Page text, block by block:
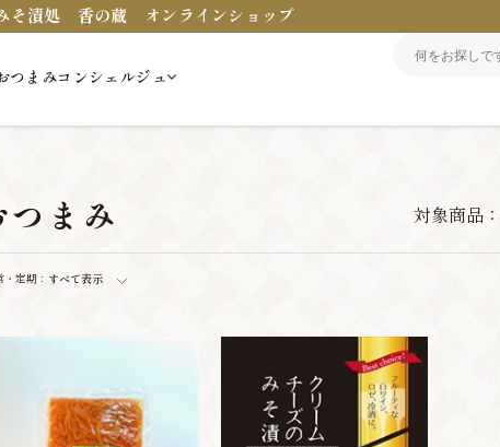
そ漬処 香の蔵 オンラインショップ
つまみコンシェルジュ
まみ 対象商品：
・定期： すべて表示